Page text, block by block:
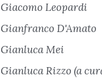
Giacomo Leopardi
Gianfranco D'Amato
Gianluca Mei
Gianluca Rizzo (a